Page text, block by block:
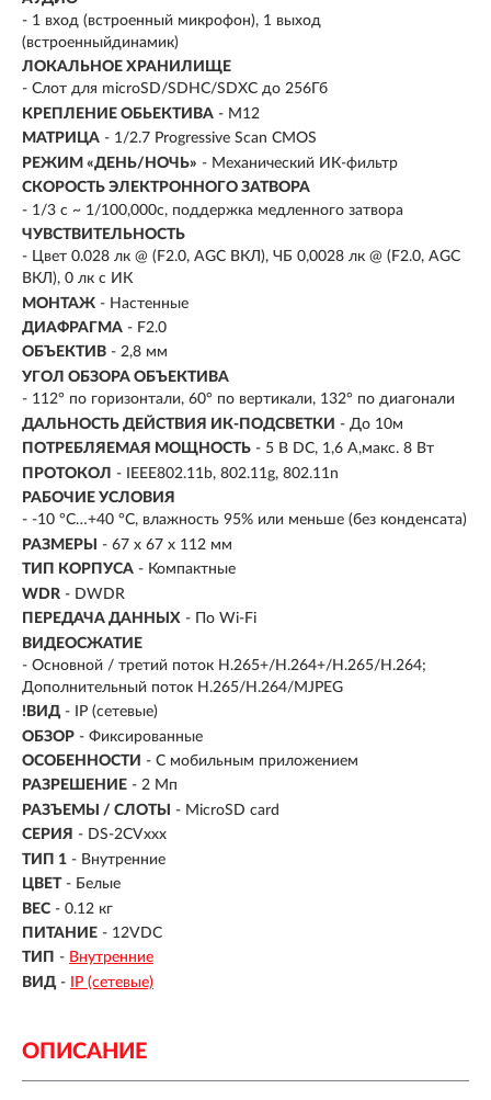
- 1 вход (встроенный микрофон), 1 выход
(встроенныйдинамик)
ЛОКАЛЬНОЕ ХРАНИЛИЩЕ
- Слот для microSD/SDHC/SDXC до 256Гб
КРЕПЛЕНИЕ ОБЬЕКТИВА - M12
МАТРИЦА - 1/2.7 Progressive Scan CMOS
РЕЖИМ «ДЕНЬ/НОЧЬ» - Механический ИК-фильтр
СКОРОСТЬ ЭЛЕКТРОННОГО ЗАТВОРА
- 1/3 с ~ 1/100,000с, поддержка медленного затвора
ЧУВСТВИТЕЛЬНОСТЬ
- Цвет 0.028 лк @ (F2.0, AGC ВКЛ), ЧБ 0,0028 лк @ (F2.0, AGC
ВКЛ), 0 лк с ИК
МОНТАЖ - Настенные
ДИАФРАГМА - F2.0
ОБЪЕКТИВ - 2,8 мм
УГОЛ ОБЗОРА ОБЪЕКТИВА
- 112° по горизонтали, 60° по вертикали, 132° по диагонали
ДАЛЬНОСТЬ ДЕЙСТВИЯ ИК-ПОДСВЕТКИ - До 10м
ПОТРЕБЛЯЕМАЯ МОЩНОСТЬ - 5 В DC, 1,6 А,макс. 8 Вт
ПРОТОКОЛ - IEEE802.11b, 802.11g, 802.11n
РАБОЧИЕ УСЛОВИЯ
- -10 °C…+40 °C, влажность 95% или меньше (без конденсата)
РАЗМЕРЫ
- 67 х 67 х 112 мм
ТИП КОРПУСА - Компактные
WDR - DWDR
ПЕРЕДАЧА ДАННЫХ - По Wi-Fi
ВИДЕОСЖАТИЕ
- Основной / третий поток H.265+/H.264+/H.265/H.264;
Дополнительный поток H.265/H.264/MJPEG
!ВИД - IP (сетевые)
ОБЗОР - Фиксированные
ОСОБЕННОСТИ - С мобильным приложением
РАЗРЕШЕНИЕ - 2 Мп
РАЗЪЕМЫ / СЛОТЫ
- MicroSD card
СЕРИЯ - DS-2CVxxx
ТИП 1 - Внутренние
ЦВЕТ - Белые
ВЕС - 0.12 кг
ПИТАНИЕ - 12VDC
ТИП - Внутренние
ВИД - IP (сетевые)
ОПИСАНИЕ